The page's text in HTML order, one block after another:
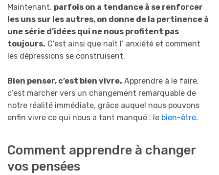
Maintenant, parfois on a tendance à se renforcer
les uns sur les autres, on donne de la pertinence à
une série d’idées qui ne nous profitent pas
toujours. C’est ainsi que naît l’ anxiété et comment
les dépressions se construisent.
Bien penser, c’est bien vivre. Apprendre à le faire,
c’est marcher vers un changement remarquable de
notre réalité immédiate, grâce auquel nous pouvons
enfin vivre ce qui nous a tant manqué : le bien-être.
Comment apprendre à changer
vos pensées